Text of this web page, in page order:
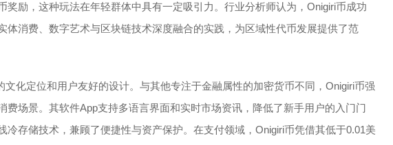
奖励，这种玩法在年轻群体中具有一定吸引力。行业分析师认为，Onigiri币成功
体消费、数字艺术与区块链技术深度融合的实践，为区域性代币发展提供了范
化定位和用户友好的设计。与其他专注于金融属性的加密货币不同，Onigiri币强
费场景。其软件App支持多语言界面和实时市场资讯，降低了新手用户的入门门
冷存储技术，兼顾了便捷性与资产保护。在支付领域，Onigiri币凭借其低于0.01美